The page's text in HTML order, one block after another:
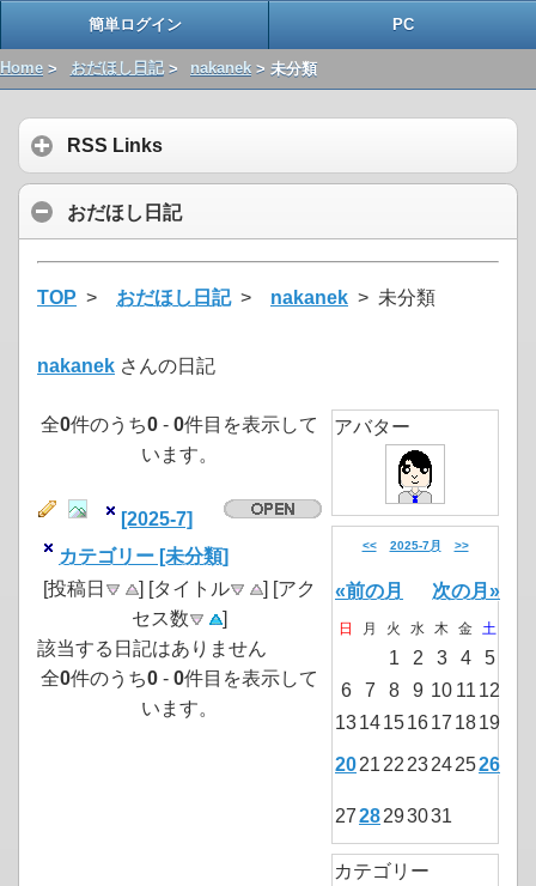
簡単ログイン PC
Home > おだほし日記> nakanek > 未分類
RSS Links
おだほし日記
TOP > おだほし日記> nakanek > 未分類
nakanek さんの日記
全0件のうち0 - 0件目を表示して
います。
[2025-7]
カテゴリー [未分類]
[投稿日
] [タイトル
] [アク
セス数
]
該当する日記はありません
全0件のうち0 - 0件目を表示して
います。
アバター
<< 2025-7月 >>
«前の月 次の月»
日 月 火 水 木 金 土
1 2 3 4
5
6
7 8 9 10 11 12
1314151617 1819
2021 22 23242526
2728293031
カテゴリー